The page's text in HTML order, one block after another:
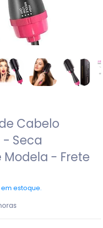
Cabelo
- Seca
Modela - Frete
estoque.